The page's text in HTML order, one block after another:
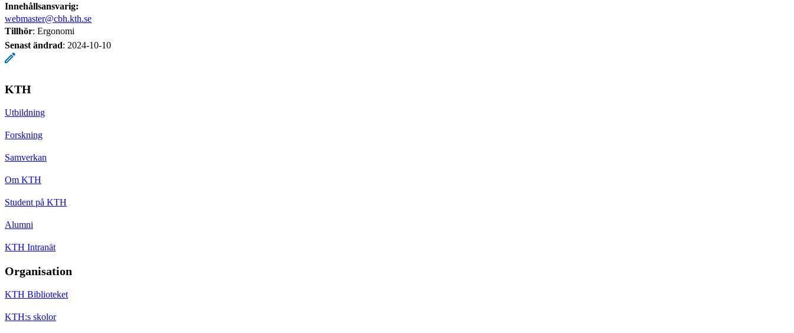
Innehållsansvarig:
webmaster@cbh.kth.se
Tillhör: Ergonomi
Senast ändrad: 2024-10-10
KTH
Utbildning
Forskning
Samverkan
Om KTH
Student på KTH
Alumni
KTH Intranät
Organisation
KTH Biblioteket
KTH:s skolor